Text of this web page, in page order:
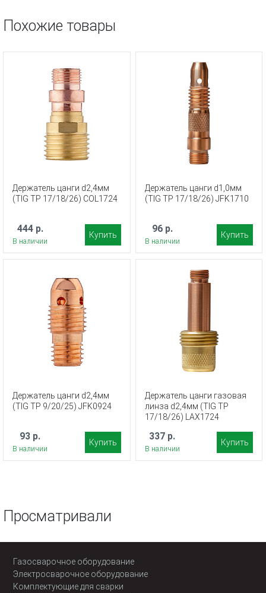
Похожие товары
Держатель цанги d2,4мм
(TIG TP 17/18/26) COL1724
444 р.
В наличии
Купить
Держатель цанги d1,0мм
(TIG TP 17/18/26) JFK1710
96 р.
В наличии
Купить
Держатель цанги d2,4мм
(TIG TP 9/20/25) JFK0924
93 р.
В наличии
Купить
Держатель цанги газовая
линза d2,4мм (TIG TP
17/18/26) LAX1724
337 р.
В наличии
Купить
Просматривали
Газосварочное оборудование
Электросварочное оборудование
Комплектующие для сварки